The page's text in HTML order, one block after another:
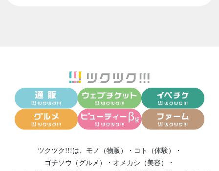
ツクツク!!!は、 モノ（物販） ・ コト（体験）
・
ゴチソウ（グルメ）
・ オメカシ（美容）
・